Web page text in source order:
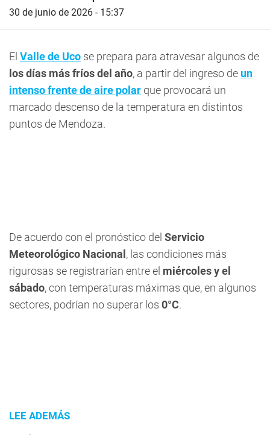
30 de junio de 2026 - 15:37
El Valle de Uco se prepara para atravesar algunos de
los días más fríos del año, a partir del ingreso de un
intenso frente de aire polar que provocará un
marcado descenso de la temperatura en distintos
puntos de Mendoza.
De acuerdo con el pronóstico del Servicio
Meteorológico Nacional , las condiciones más
rigurosas se registrarían entre el miércoles y el
sábado, con temperaturas máximas que, en algunos
sectores, podrían no superar los 0°C.
LEE ADEMÁS